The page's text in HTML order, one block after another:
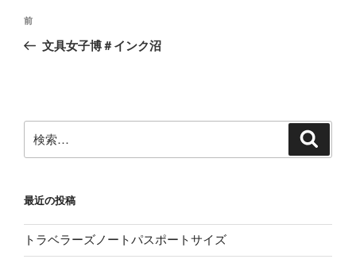
投
ナ
ー
シ
前
の
前
文具女子博＃インク沼
索:
最近の投稿
トラベラーズノートパスポートサイズ